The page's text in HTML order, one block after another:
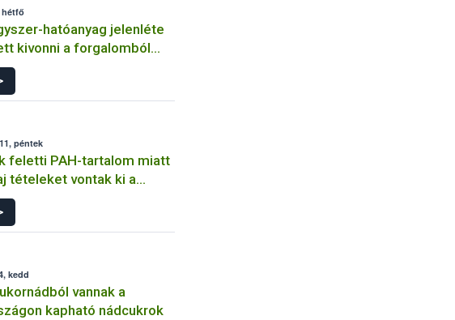
hétfő
hatóanyag jelenléte
kivonni a forgalomból
étrend-kiegészítőt
péntek
feletti PAH-tartalom miatt
tételeket vontak ki a
kedd
vannak a
kapható nádcukrok